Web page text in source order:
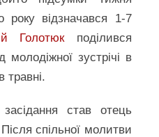
року відзначався 1-7
Голотюкподілився
зустрічі в
травні.
став отець
спільної молитви